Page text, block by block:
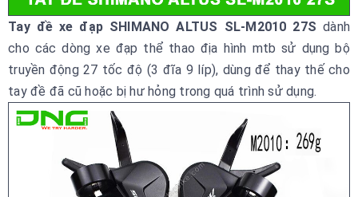
Tay đề xe đạp SHIMANO ALTUS SL-M2010 27S dành
cho các dòng xe đạp thể thao địa hình mtb sử dụng bộ
truyền động 27 tốc độ (3 đĩa 9 líp), dùng để thay thế cho
tay đề đã cũ hoặc bị hư hỏng trong quá trình sử dụng.